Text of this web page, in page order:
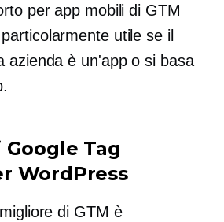
per app mobili di GTM
utile se il
azienda è un'app o si basa
Tag
WordPress
di GTM è